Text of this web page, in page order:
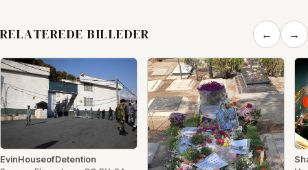
RELATEREDE BILLEDER ← →
EvinHouseofDetention